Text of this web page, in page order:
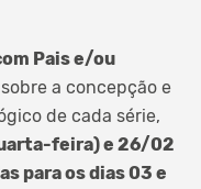
Pais e/ou
a concepção e
de cada série,
feira) e 26/02
para os dias 03 e